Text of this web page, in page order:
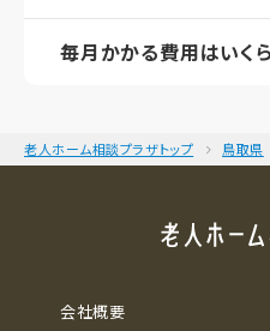
毎月かかる費用はいく
老人ホーム相談プラザトップ 鳥取県
会社概要